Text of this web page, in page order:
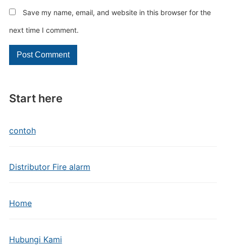
Start here
contoh
Distributor Fire alarm
Home
Hubungi Kami
Save my name, email, and website in this browser for the
next time I comment.